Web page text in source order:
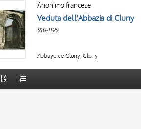
AUTHOR
OBJECT
LOCATION
20 RESULTS
Anonimo francese
Veduta dell'Abbazia di Cluny
910-1199
Abbaye de Cluny, Cluny
OBJECT
LOCATION
DATE
10 RESULTS
20 RESULTS